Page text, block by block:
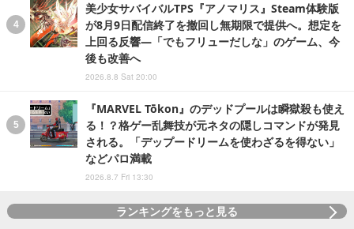
美少女サバイバルTPS『アノマリス』Steam体験版
が8月9日配信終了を撤回し無期限で提供へ。想定を
上回る反響―「でもフリューだしな」のゲーム、今
後も改善へ
2026.8.8 Sat 20:00
『MARVEL Tōkon』のデッドプールは瞬獄殺も使え
る！？格ゲー乱舞技が元ネタの隠しコマンドが発見
される。「デップードリームを使わざるを得ない」
などパロ満載
2026.8.7 Fri 13:30
ランキングをもっと見る